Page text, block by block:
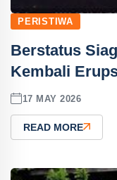
PERISTIWA
Berstatus
Kembali
17 MAY 2026
READ MORE